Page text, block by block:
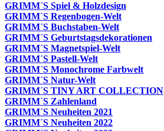
GRIMM´S Spiel & Holzdesign
GRIMM`S Regenbogen-Welt
GRIMM´S Buchstaben-Welt
GRIMM´S Geburtstagsdekorationen
GRIMM´S Magnetspiel-Welt
GRIMM´S Pastell-Welt
GRIMM´S Monochrome Farbwelt
GRIMM´S Natur-Welt
GRIMM´S TINY ART COLLECTION
GRIMM´S Zahlenland
GRIMM´S Neuheiten 2021
GRIMM´S Neuheiten 2022